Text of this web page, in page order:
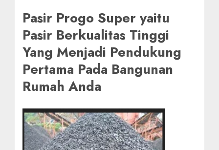
Pasir Progo Super yaitu
Pasir Berkualitas Tinggi
Yang Menjadi Pendukung
Pertama Pada Bangunan
Rumah Anda